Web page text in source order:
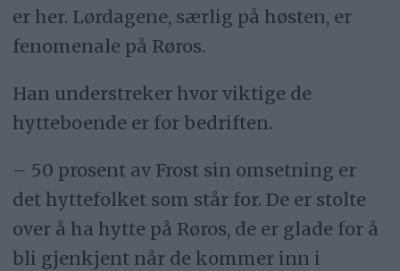
er her. Lørdagene, særlig på høsten, er
fenomenale på Røros.
Han understreker hvor viktige de
hytteboende er for bedriften.
– 50 prosent av Frost sin omsetning er
det hyttefolket som står for. De er stolte
over å ha hytte på Røros, de er glade for å
bli gjenkjent når de kommer inn i